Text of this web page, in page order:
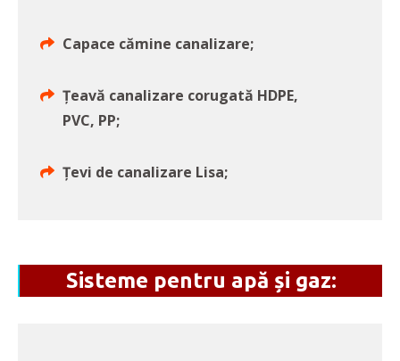
Capace cămine canalizare;
Țeavă canalizare corugată HDPE,
PVC, PP;
Țevi de canalizare Lisa;
Sisteme pentru apă și gaz: